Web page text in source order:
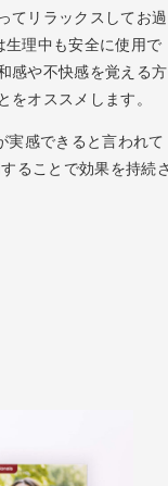
てリラックスしてお過
生理中も安全に使用で
感や不快感を覚える方
をオススメします。
実感できると言われて
ることで効果を持続